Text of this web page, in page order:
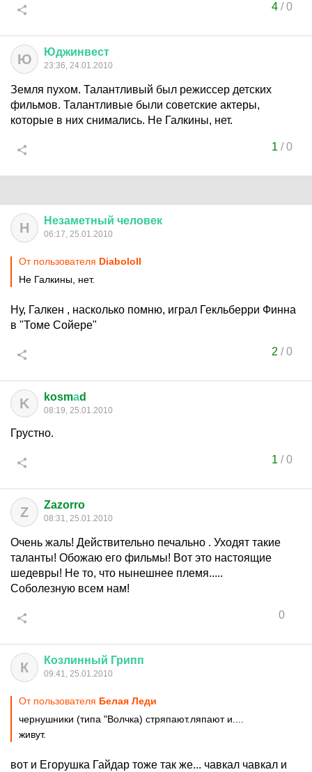
4/0
Ю Юджинвест
23:36, 24.01.2010
Земля пухом. Талантливый был режиссер детских
фильмов. Талантливые были советские актеры,
которые в них снимались. Не Галкины, нет.
1 /0
Н Незаметный человек
06:17, 25.01.2010
От пользователя DiaboloII
Не Галкины, нет.
Ну, Галкен , насколько помню, играл Гекльберри Финна
в "Томе Сойере"
2 /0
K kosmаd
08:19, 25.01.2010
Грустно.
1 /0
Z Zazorro
08:31, 25.01.2010
Очень жаль! Действительно печально . Уходят такие
таланты! Обожаю его фильмы! Вот это настоящие
шедевры! Не то, что нынешнее племя.....
Соболезную всем нам!
0
К Козлинный Грипп
09:41, 25.01.2010
От пользователя Белая Леди
чернушники (типа "Волчка) стряпают.ляпают и....
живут.
вот и Егорушка Гайдар тоже так же... чавкал чавкал и